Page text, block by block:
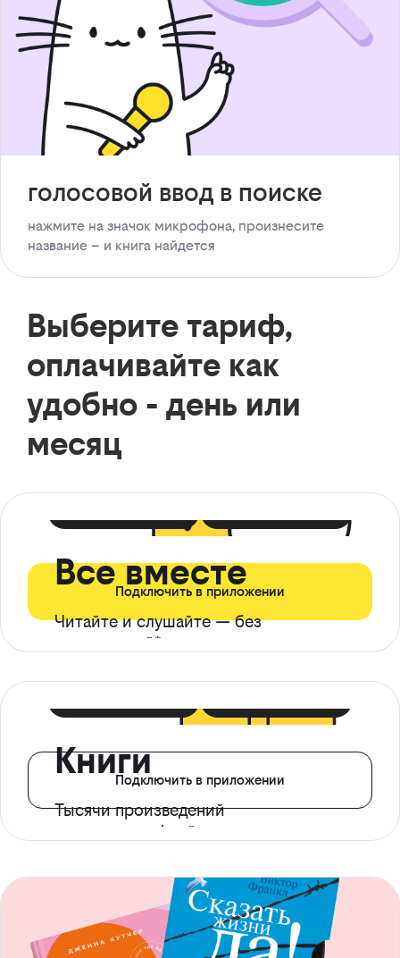
голосовой ввод в поиске
нажмите на значок микрофона, произнесите
название – и книга найдется
Выберите тариф,
оплачивайте как
удобно - день или
месяц
Все вместе
Читайте и слушайте — без
ограничений*
Подключить в приложении
Книги
Тысячи произведений
с доступом офлайн
Подключить в приложении